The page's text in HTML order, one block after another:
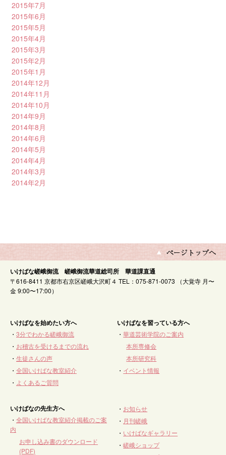
2015年7月
2015年6月
2015年5月
2015年4月
2015年3月
2015年2月
2015年1月
2014年12月
2014年11月
2014年10月
2014年9月
2014年8月
2014年6月
2014年5月
2014年4月
2014年3月
2014年2月
いけばな嵯峨御流 嵯峨御流華道総司所 華道課直通
〒616-8411 京都市右京区嵯峨大沢町４ TEL：075-871-0073 （大覚寺 月〜
金 9:00〜17:00）
いけばなを始めたい方へ
・ 3分でわかる嵯峨御流
・ お稽古を受けるまでの流れ
・ 生徒さんの声
・ 全国いけばな教室紹介
・ よくあるご質問
いけばなを習っている方へ
・華道芸術学院のご案内
本所専修会
本所研究科
・ イベント情報
いけばなの先生方へ
・ 全国いけばな教室紹介掲載のご案
内
お申し込み書のダウンロード
(PDF)
・ お知らせ
・ 月刊嵯峨
・ いけばなギャラリー
・嵯峨ショップ